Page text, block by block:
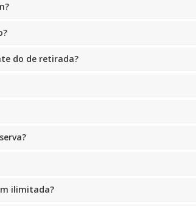
do de retirada?
ilimitada?